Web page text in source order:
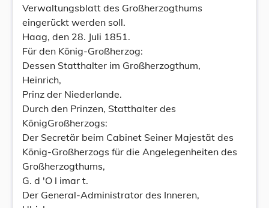
Verwaltungsblatt des Großherzogthums
eingerückt werden soll.
Haag, den 28. Juli 1851.
Für den König-Großherzog:
Dessen Statthalter im Großherzogthum,
Heinrich,
Prinz der Niederlande.
Durch den Prinzen, Statthalter des
KönigGroßherzogs:
Der Secretär beim Cabinet Seiner Majestät des
König-Großherzogs für die Angelegenheiten des
Großherzogthums,
G. d 'O l imar t.
Der General-Administrator des Inneren,